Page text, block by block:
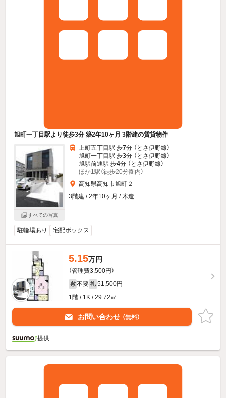
旭町一丁目駅より徒歩3分 築2年10ヶ月 3階建の賃貸物件
すべての写真
上町五丁目駅 歩7分 （とさ伊野線）
旭町一丁目駅 歩3分 （とさ伊野線）
旭駅前通駅 歩4分 （とさ伊野線）
ほか1駅（徒歩20分圏内）
高知県高知市旭町２
3階建 / 2年10ヶ月 / 木造
駐輪場あり 宅配ボックス
5.15万円
（管理費3,500円）
敷 不要 礼 51,500円
1階 / 1K / 29.72㎡
お問い合わせ （無料）
提供